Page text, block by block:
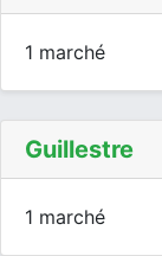
1 marché
Guillestre
1 marché